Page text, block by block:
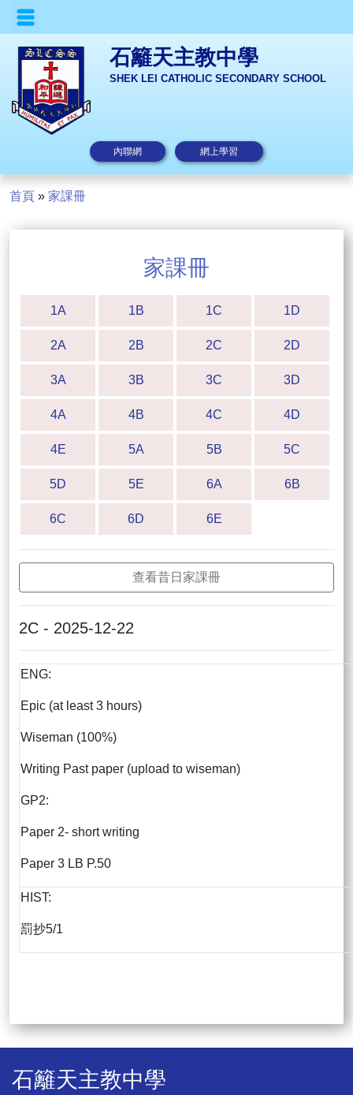
石籬天主教中學
SHEK LEI CATHOLIC SECONDARY SCHOOL
內聯網 網上學習
首頁 » 家課冊
家課冊
1A 1B 1C 1D
2A 2B 2C 2D
3A 3B 3C 3D
4A 4B 4C 4D
4E 5A 5B 5C
5D 5E 6A 6B
6C 6D 6E
查看昔日家課冊
2C - 2025-12-22
ENG:
Epic (at least 3 hours)
Wiseman (100%)
Writing Past paper (upload to wiseman)
GP2:
Paper 2- short writing
Paper 3 LB P.50
HIST:
罰抄5/1
石籬天主教中學